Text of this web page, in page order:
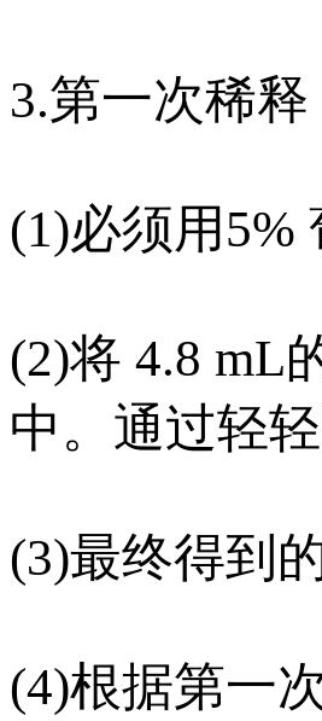
3.第一次稀释
(1)必须用5%
(2)将 4.8 mL
中。通过轻
(3)最终得到
(4)根据第一